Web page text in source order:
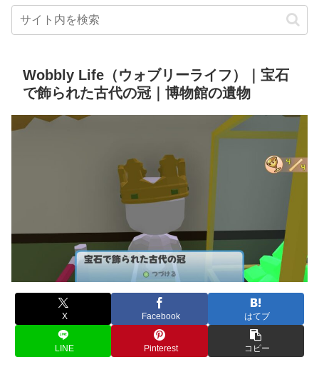
クetc…
Wobbly Life（ウォブリーライフ）｜宝石
で飾られた古代の冠｜博物館の遺物
X Facebook はてブ
LINE Pinterest コピー